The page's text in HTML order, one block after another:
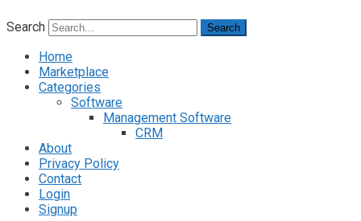
Search Search
Home
Marketplace
Categories
Software
Management Software
CRM
About
Privacy Policy
Contact
Login
Signup